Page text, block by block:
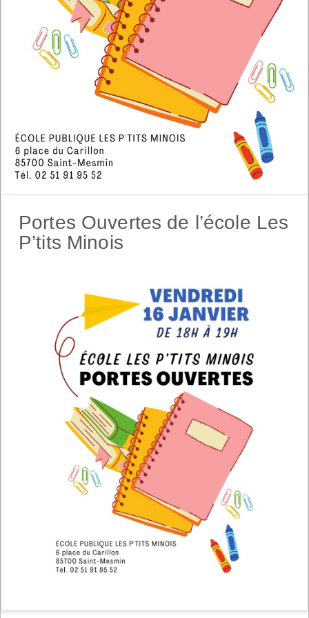
Portes Ouvertes de l’école Les
P’tits Minois